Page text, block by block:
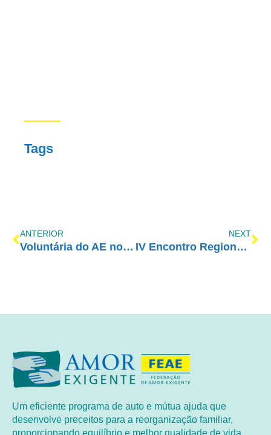
Tags
ANTERIOR
Voluntária do AE no SBT Interior
NEXT
IV Encontro Regional de Gravataí
Um eficiente programa de auto e mútua ajuda que
desenvolve preceitos para a reorganização familiar,
proporcionando equilíbrio e melhor qualidade de vida.